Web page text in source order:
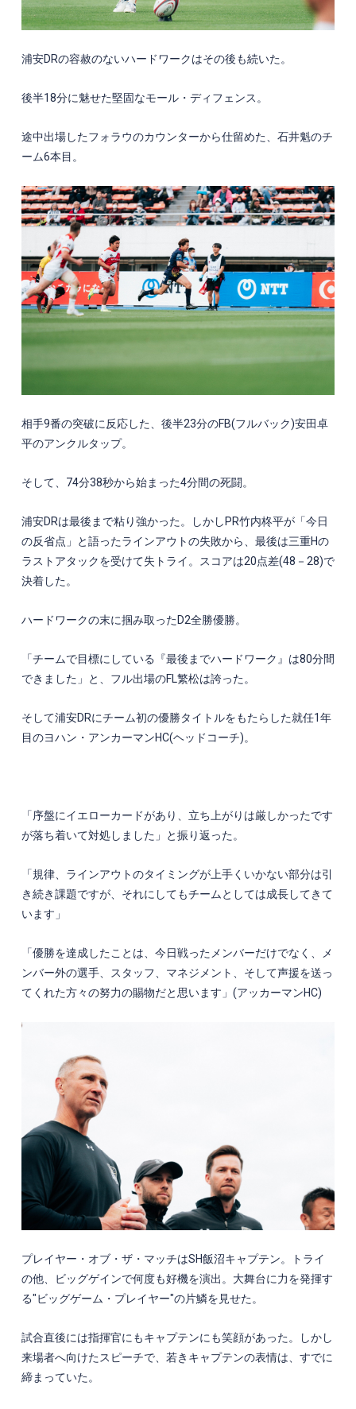
浦安DRの容赦のないハードワークはその後も続いた。
後半18分に魅せた堅固なモール・ディフェンス。
途中出場したフォラウのカウンターから仕留めた、石井魁のチ
ーム6本目。
相手9番の突破に反応した、後半23分のFB(フルバック)安田卓
平のアンクルタップ。
そして、 74分38秒から始まった4分間の死闘。
浦安DRは最後まで粘り強かった。しかしPR竹内柊平が「今日
の反省点」と語ったラインアウトの失敗から、最後は三重Hの
ラストアタックを受けて失トライ。スコアは20点差(48 － 28)で
決着した。
ハードワークの末に掴み取ったD2全勝優勝。
「チームで目標にしている『最後までハードワーク』は80分間
できました」と、フル出場のFL繁松は誇った。
そして浦安DRにチーム初の優勝タイトルをもたらした就任1年
目のヨハン・アンカーマンHC(ヘッドコーチ)。
「序盤にイエローカードがあり、立ち上がりは厳しかったです
が落ち着いて対処しました」と振り返った。
「規律、ラインアウトのタイミングが上手くいかない部分は引
き続き課題ですが、それにしてもチームとしては成長してきて
います」
「優勝を達成したことは、今日戦ったメンバーだけでなく、メ
ンバー外の選手、スタッフ、マネジメント、そして声援を送っ
てくれた方々の努力の賜物だと思います」 (アッカーマンHC)
プレイヤー・オブ・ザ・マッチはSH飯沼キャプテン。トライ
の他、ビッグゲインで何度も好機を演出。大舞台に力を発揮す
る"ビッグゲーム・プレイヤー"の片鱗を見せた。
試合直後には指揮官にもキャプテンにも笑顔があった。しかし
来場者へ向けたスピーチで、若きキャプテンの表情は、すでに
締まっていた。